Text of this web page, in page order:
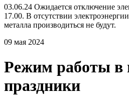
03.06.24 Ожидается отключение
17.00. В отсутствии
металла производиться не будут.
09 мая 2024
Режим работы в
праздники